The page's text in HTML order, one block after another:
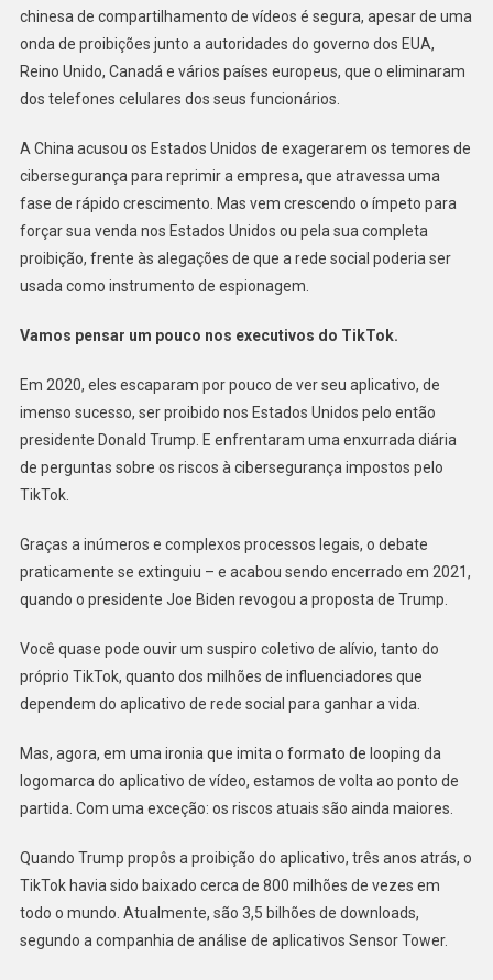
chinesa de compartilhamento de vídeos é segura, apesar de uma
onda de proibições junto a autoridades do governo dos EUA,
Reino Unido, Canadá e vários países europeus, que o eliminaram
dos telefones celulares dos seus funcionários.
A China acusou os Estados Unidos de exagerarem os temores de
cibersegurança para reprimir a empresa, que atravessa uma
fase de rápido crescimento. Mas vem crescendo o ímpeto para
forçar sua venda nos Estados Unidos ou pela sua completa
proibição, frente às alegações de que a rede social poderia ser
usada como instrumento de espionagem.
Vamos pensar um pouco nos executivos do TikTok.
Em 2020, eles escaparam por pouco de ver seu aplicativo, de
imenso sucesso, ser proibido nos Estados Unidos pelo então
presidente Donald Trump. E enfrentaram uma enxurrada diária
de perguntas sobre os riscos à cibersegurança impostos pelo
TikTok.
Graças a inúmeros e complexos processos legais, o debate
praticamente se extinguiu – e acabou sendo encerrado em 2021,
quando o presidente Joe Biden revogou a proposta de Trump.
Você quase pode ouvir um suspiro coletivo de alívio, tanto do
próprio TikTok, quanto dos milhões de influenciadores que
dependem do aplicativo de rede social para ganhar a vida.
Mas, agora, em uma ironia que imita o formato de looping da
logomarca do aplicativo de vídeo, estamos de volta ao ponto de
partida. Com uma exceção: os riscos atuais são ainda maiores.
Quando Trump propôs a proibição do aplicativo, três anos atrás, o
TikTok havia sido baixado cerca de 800 milhões de vezes em
todo o mundo. Atualmente, são 3,5 bilhões de downloads,
segundo a companhia de análise de aplicativos Sensor Tower.